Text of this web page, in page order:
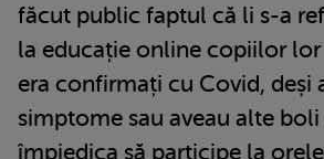
făcut public faptul că li s-a
la educație online copiilor
era confirmați cu Covid, deși
simptome sau aveau alte boli
împiedica să participe la